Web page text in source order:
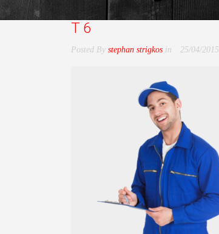
T6
Posted By stephan strigkos in 25/04/2015